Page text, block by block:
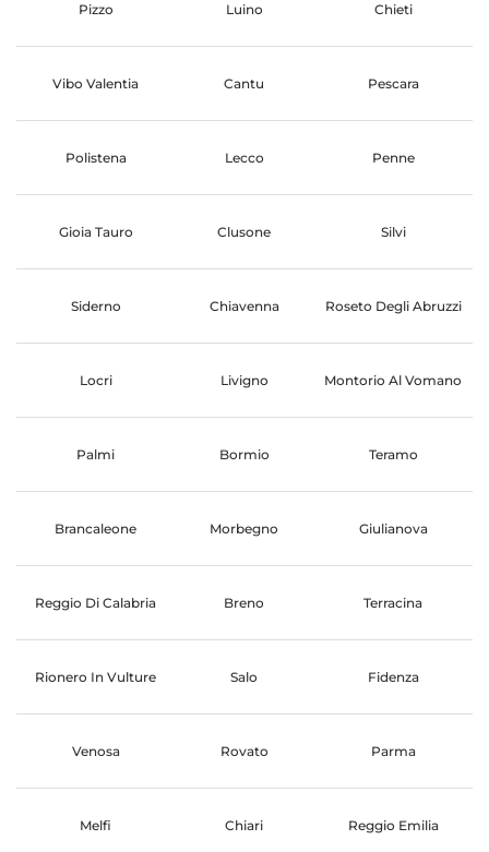
Pizzo Luino Chieti
Vibo Valentia Cantu Pescara
Polistena Lecco Penne
Gioia Tauro Clusone Silvi
Siderno Chiavenna Roseto Degli Abruzzi
Locri Livigno Montorio Al Vomano
Palmi Bormio Teramo
Brancaleone Morbegno Giulianova
Reggio Di Calabria Breno Terracina
Rionero In Vulture Salo Fidenza
Venosa Rovato Parma
Melfi Chiari Reggio Emilia